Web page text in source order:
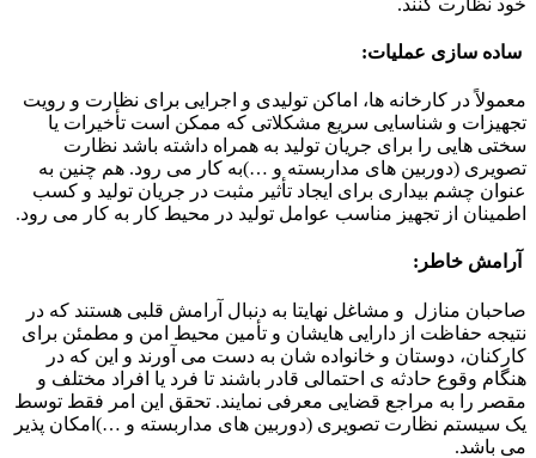
ساده سازی عملیات:
معمولاً در کارخانه ها، اماکن تولیدی و اجرایی برای نظارت و رویت
تجهیزات و شناسایی سریع مشکلاتی که ممکن است تأخیرات یا
سختی هایی را برای جریان تولید به همراه داشته باشد نظارت
تصویری (دوربین های مداربسته و …)به کار می رود. هم چنین به
عنوان چشم بیداری برای ایجاد تأثیر مثبت در جریان تولید و کسب
اطمینان از تجهیز مناسب عوامل تولید در محیط کار به کار می رود.
آرامش خاطر:
صاحبان منازل و مشاغل نهایتا به دنبال آرامش قلبی هستند که در
نتیجه حفاظت از دارایی هایشان و تأمین محیط امن و مطمئن برای
کارکنان، دوستان و خانواده شان به دست می آورند و این که در
هنگام وقوع حادثه ی احتمالی قادر باشند تا فرد یا افراد مختلف و
مقصر را به مراجع قضایی معرفی نمایند. تحقق این امر فقط توسط
یک سیستم نظارت تصویری (دوربین های مداربسته و …)امکان پذیر
می باشد.